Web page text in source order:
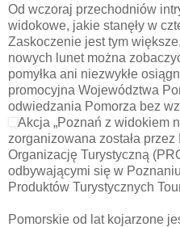
Od wczoraj przechodniów
widokowe, jakie stanęły w
Zaskoczenie jest tym
nowych lunet można
pomyłka ani niezwykłe
promocyjna Województwa
odwiedzania Pomorza bez
Akcja „Poznań z widokiem
zorganizowana została
Organizację Turystyczną
odbywającymi się w
Produktów Turystycznych
Pomorskie od lat kojarzone